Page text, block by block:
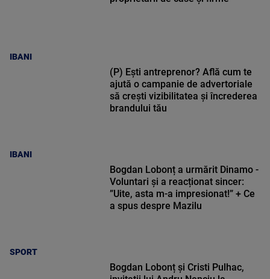
IBANI
IBANI
(P) Ești antreprenor? Află cum te
ajută o campanie de advertoriale
să crești vizibilitatea și încrederea
brandului tău
SPORT
Bogdan Lobonț a urmărit Dinamo -
Voluntari și a reacționat sincer:
”Uite, asta m-a impresionat!” + Ce
a spus despre Mazilu
Bogdan Lobonț și Cristi Pulhac,